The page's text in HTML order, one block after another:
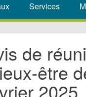
Services
de
être
2025